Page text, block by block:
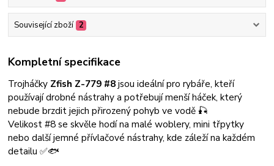
Související zboží 2
Kompletní specifikace
Trojháčky Zfish Z-779 #8jsou ideální pro rybáře, kteří
používají drobné nástrahy a potřebují menší háček, který
nebude brzdit jejich přirozený pohyb ve vodě 🎣
Velikost #8 se skvěle hodí na malé woblery, mini třpytky
nebo další jemné přívlačové nástrahy, kde záleží na každém
detailu ✅🐟